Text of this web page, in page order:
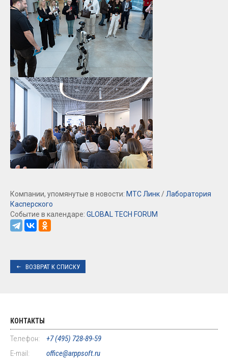
Компании, упомянутые в новости: МТС Линк / Лаборатория
Касперского
Событие в календаре: GLOBAL TECH FORUM
ВОЗВРАТ К СПИСКУ
КОНТАКТЫ
Телефон:
+7 (495) 728-89-59
E-mail:
office@arppsoft.ru